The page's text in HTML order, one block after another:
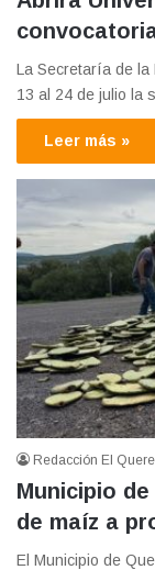
La Secretaría de la
13 al 24 de julio la
Leer más »
Redacción El
Municipio
de maíz a
El Municipio de